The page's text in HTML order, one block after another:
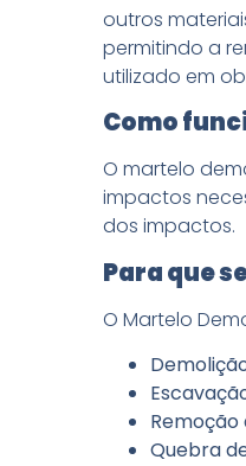
outros
permitindo a
utilizado em
Como
O martelo
impactos
dos impactos.
Para que
O Martelo
Quebra